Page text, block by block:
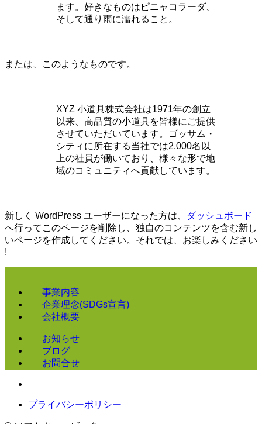
ます。好きなものはピニャコラーダ、
そして通り雨に濡れること。
または、このようなものです。
XYZ 小道具株式会社は1971年の創立
以来、高品質の小道具を皆様にご提供
させていただいています。ゴッサム・
シティに所在する当社では2,000名以
上の社員が働いており、様々な形で地
域のコミュニティへ貢献しています。
新しく WordPress ユーザーになった方は、
ダッシュボード
へ行ってこのページを削除し、独自のコンテンツを含む新し
いページを作成してください。それでは、お楽しみください
!
事業内容
企業理念(SDGs宣言)
会社概要
お知らせ
ブログ
お問合せ
プライバシーポリシー